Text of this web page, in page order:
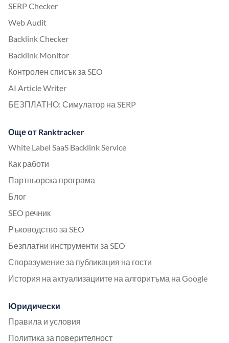
SERP Checker
Web Audit
Backlink Checker
Backlink Monitor
Контролен списък за SEO
AI Article Writer
БЕЗПЛАТНО: Симулатор на SERP
Още от Ranktracker
White Label SaaS Backlink Service
Как работи
Партньорска програма
Блог
SEO речник
Ръководство за SEO
Безплатни инструменти за SEO
Споразумение за публикация на гости
История на актуализациите на алгоритъма на Google
Юридически
Правила и условия
Политика за поверителност